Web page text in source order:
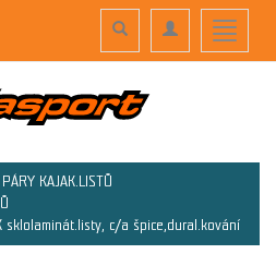
Toggle
Toggle
navigation
Toggle
search
PÁRY KAJAK.LISTŮ
sklolaminát.listy, c/a špice,dural.kování